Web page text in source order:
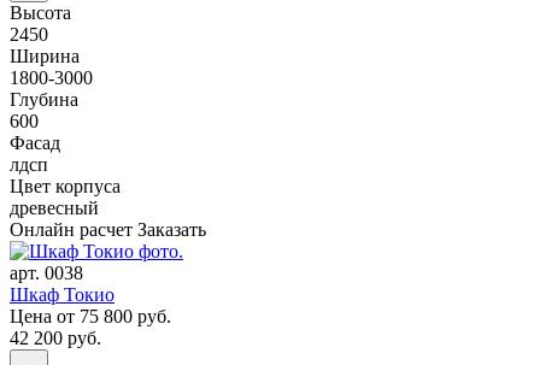
Высота
2450
Ширина
1800-3000
Глубина
600
Фасад
лдсп
Цвет корпуса
древесный
Онлайн расчет Заказать
арт. 0038
Шкаф Токио
Цена от 75 800 руб.
42 200 руб.